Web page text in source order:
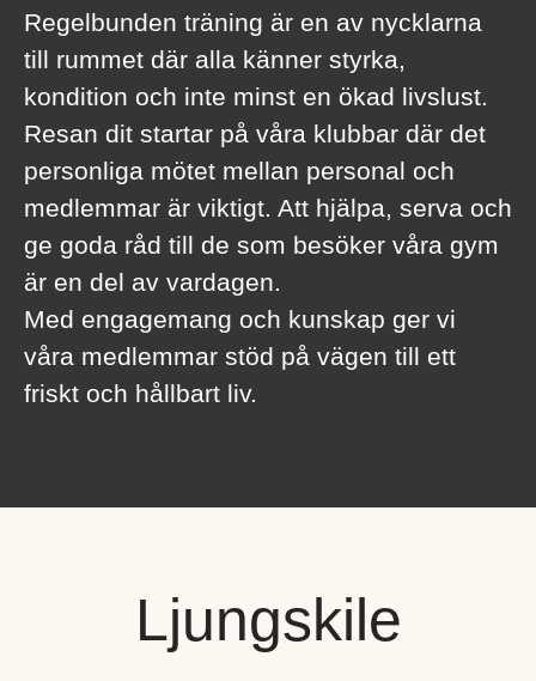
Regelbunden träning är en av nycklarna
till rummet där alla känner styrka,
kondition och inte minst en ökad livslust.
Resan dit startar på våra klubbar där det
personliga mötet mellan personal och
medlemmar är viktigt. Att hjälpa, serva och
ge goda råd till de som besöker våra gym
är en del av vardagen.
Med engagemang och kunskap ger vi
våra medlemmar stöd på vägen till ett
friskt och hållbart liv.
Ljungskile